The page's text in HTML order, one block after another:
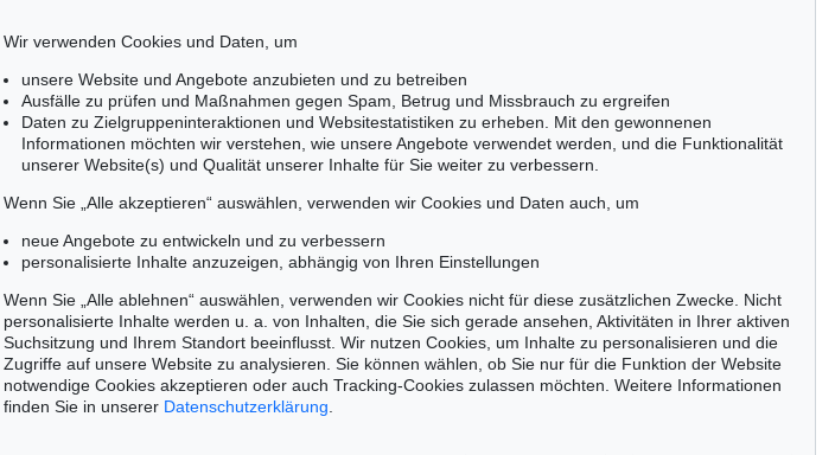
Lot 255
Grafismes sobre fons vermells
, 1997
22.500
Auktion 365 - Lot 1002
ANTONI TÀPIES
Peu de tinta , 1982
Ergebnis:€ 20.740
Auktion 503 - Lot 64
A. TÀPIES
Paper with two marks
, 1968
Ergebnis:€ 20.000
Tel.: +49 (0)30 88 67 53-63
infoberlin@kettererkunst.de
Keine Auktion mehr verpassen!
Wir informieren Sie rechtzeitig.
Jetzt zum Newsletter anmelden >
Wir verwenden Cookies und Daten, um
unsere Website und Angebote anzubieten und zu betreiben
Ausfälle zu prüfen und Maßnahmen gegen Spam, Betrug und Missbrauch zu ergreifen
Daten zu Zielgruppeninteraktionen und Websitestatistiken zu erheben. Mit den gewonnenen
Informationen möchten wir verstehen, wie unsere Angebote verwendet werden, und die Funktionalität
unserer Website(s) und Qualität unserer Inhalte für Sie weiter zu verbessern.
Wenn Sie „Alle akzeptieren“ auswählen, verwenden wir Cookies und Daten auch, um
neue Angebote zu entwickeln und zu verbessern
personalisierte Inhalte anzuzeigen, abhängig von Ihren Einstellungen
Wenn Sie „Alle ablehnen“ auswählen, verwenden wir Cookies nicht für diese zusätzlichen Zwecke. Nicht
personalisierte Inhalte werden u. a. von Inhalten, die Sie sich gerade ansehen, Aktivitäten in Ihrer aktiven
Suchsitzung und Ihrem Standort beeinflusst. Wir nutzen Cookies, um Inhalte zu personalisieren und die
Zugriffe auf unsere Website zu analysieren. Sie können wählen, ob Sie nur für die Funktion der Website
notwendige Cookies akzeptieren oder auch Tracking-Cookies zulassen möchten. Weitere Informationen
finden Sie in unserer Datenschutzerklärung